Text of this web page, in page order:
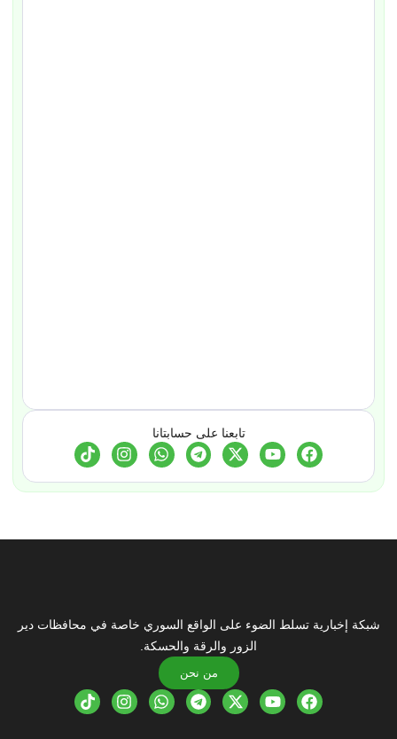
تابعنا على حسابتانا
شبكة إخبارية تسلط الضوء على الواقع السوري خاصة في محافظات دير
الزور والرقة والحسكة.
من نحن